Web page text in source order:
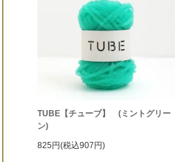
TUBE【チューブ】 (ミントグリー
ン)
825円(税込907円)